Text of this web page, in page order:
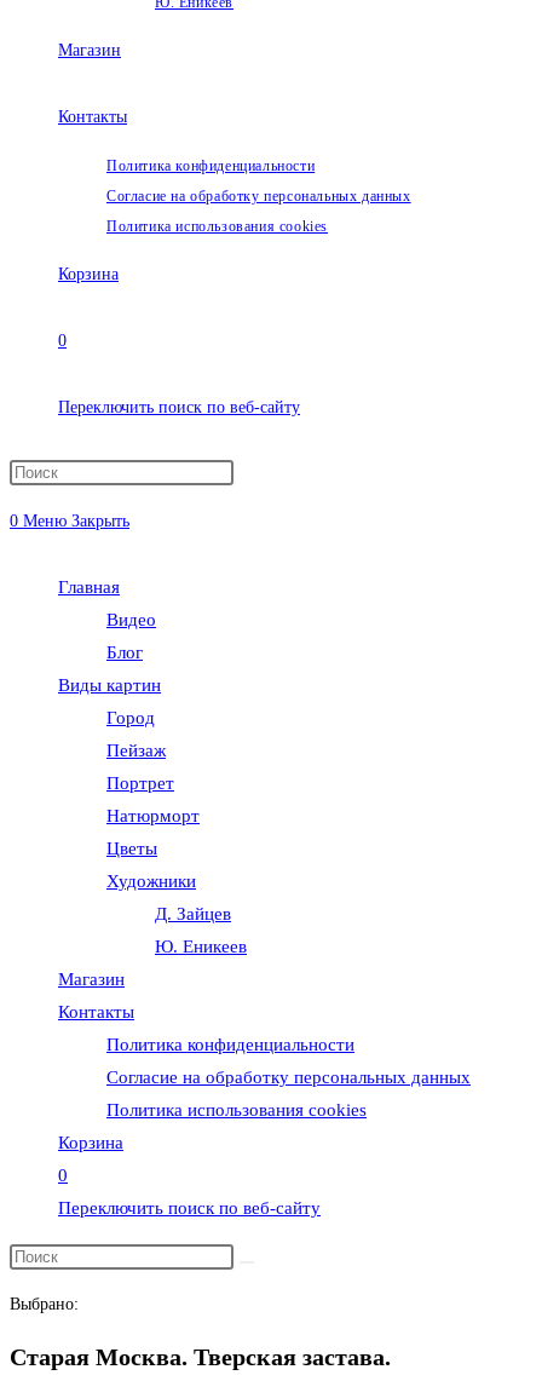
Магазин
Контакты
Политика конфиденциальности
Согласие на обработку персональных данных
Политика использования cookies
Корзина
0
Переключить поиск по веб-сайту
0 Меню Закрыть
Главная
Видео
Блог
Виды картин
Город
Пейзаж
Портрет
Натюрморт
Цветы
Художники
Д. Зайцев
Ю. Еникеев
Магазин
Контакты
Политика конфиденциальности
Согласие на обработку персональных данных
Политика использования cookies
Корзина
0
Переключить поиск по веб-сайту
Выбрано:
Старая Москва. Тверская застава.